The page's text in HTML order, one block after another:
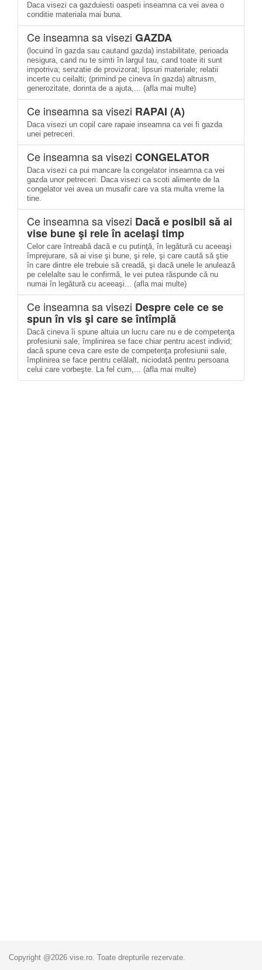
Daca visezi ca gazduiesti oaspeti inseamna ca vei avea o
conditie materiala mai buna.
Ce inseamna sa visezi GAZDA
(locuind în gazda sau cautand gazda) instabilitate, perioada
nesigura, cand nu te simti în largul tau, cand toate iti sunt
impotriva; senzatie de provizorat; lipsuri materiale; relatii
incerte cu ceilalti; (primind pe cineva în gazda) altruism,
generozitate, dorinta de a ajuta,... (afla mai multe)
Ce inseamna sa visezi RAPAI (A)
Daca visezi un copil care rapaie inseamna ca vei fi gazda
unei petreceri.
Ce inseamna sa visezi CONGELATOR
Daca visezi ca pui mancare la congelator inseamna ca vei
gazda unor petreceri. Daca visezi ca scoti alimente de la
congelator vei avea un musafir care va sta multa vreme la
tine.
Ce inseamna sa visezi Dacă e posibil să ai
vise bune şi rele în acelaşi timp
Celor care întreabă dacă e cu putinţă, în legătură cu aceeaşi
împrejurare, să ai vise şi bune, şi rele, şi care caută să ştie
în care dintre ele trebuie să creadă, şi dacă unele le anulează
pe celelalte sau le confirmă, le vei putea răspunde că nu
numai în legătură cu aceeaşi... (afla mai multe)
Ce inseamna sa visezi Despre cele ce se
spun în vis şi care se întîmplă
Dacă cineva îi spune altuia un lucru care nu e de competenţa
profesiunii sale, împlinirea se face chiar pentru acest individ;
dacă spune ceva care este de competenţa profesiunii sale,
împlinirea se face pentru celălalt, niciodată pentru persoana
celui care vorbeşte. La fel cum,... (afla mai multe)
Copyright @2026 vise.ro. Toate drepturile rezervate.